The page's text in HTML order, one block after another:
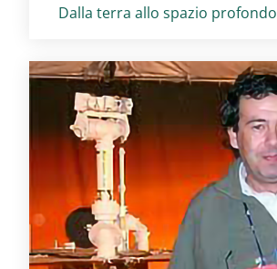
Titolo card :
Dalla terra allo spazio profondo